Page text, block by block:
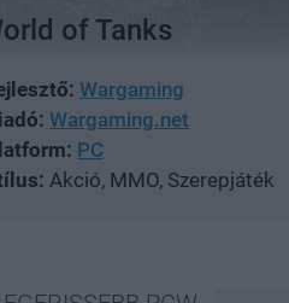
of Tanks
Wargaming
Wargaming.net
PC
Akció, MMO, Szerepjáték